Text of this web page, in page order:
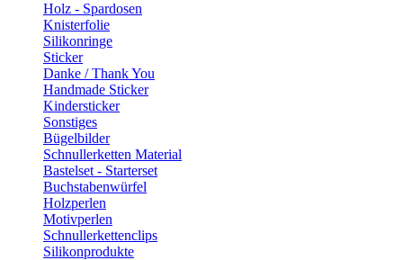
Holz - Spardosen
Knisterfolie
Silikonringe
Sticker
Danke / Thank You
Handmade Sticker
Kindersticker
Sonstiges
Bügelbilder
Schnullerketten Material
Bastelset - Starterset
Buchstabenwürfel
Holzperlen
Motivperlen
Schnullerkettenclips
Silikonprodukte